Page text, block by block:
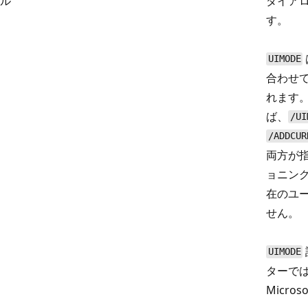
す。
UIMODE
合わせ
れます
ば、
/
/
両方が
ョニン
在のユ
せん。
UIMODE
ターで